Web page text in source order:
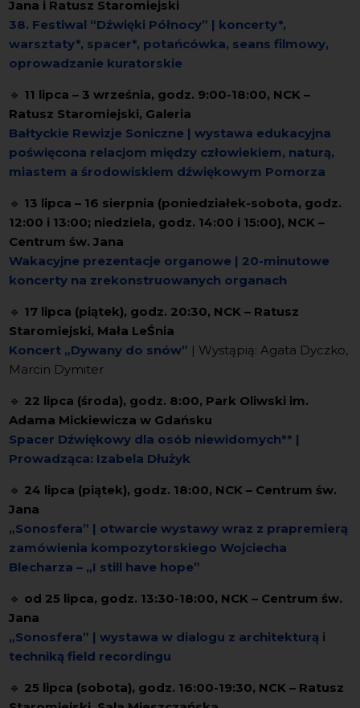
Jana i Ratusz Staromiejski
38. Festiwal “Dźwięki Północy” | koncerty*,
warsztaty*, spacer*, potańcówka, seans filmowy,
oprowadzanie kuratorskie
🔹 11 lipca – 3 września, godz. 9:00-18:00, NCK –
Ratusz Staromiejski, Galeria
Bałtyckie Rewizje Soniczne | wystawa edukacyjna
poświęcona relacjom między człowiekiem, naturą,
miastem a środowiskiem dźwiękowym Pomorza
🔹 13 lipca – 16 sierpnia (poniedziałek-sobota, godz.
12:00 i 13:00; niedziela, godz. 14:00 i 15:00), NCK –
Centrum św. Jana
Wakacyjne prezentacje organowe | 20-minutowe
koncerty na zrekonstruowanych organach
🔹 17 lipca (piątek), godz. 20:30, NCK – Ratusz
Staromiejski, Mała LeŚnia
Koncert „Dywany do snów” | Wystąpią: Agata Dyczko,
Marcin Dymiter
🔹 22 lipca (środa), godz. 8:00, Park Oliwski im.
Adama Mickiewicza w Gdańsku
Spacer Dźwiękowy dla osób niewidomych** |
Prowadząca: Izabela Dłużyk
🔹 24 lipca (piątek), godz. 18:00, NCK – Centrum św.
Jana
„Sonosfera” | otwarcie wystawy wraz z prapremierą
zamówienia kompozytorskiegoWojciecha
Blecharza – „I still have hope”
🔹 od 25 lipca, godz. 13:30-18:00, NCK – Centrum św.
Jana
„Sonosfera” | wystawa w dialogu z architekturą i
techniką field recordingu
🔹 25 lipca (sobota), godz. 16:00-19:30, NCK – Ratusz